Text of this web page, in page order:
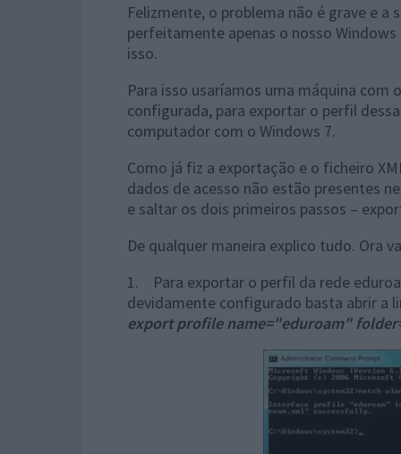
Felizmente, o problema não é grave e a
perfeitamente apenas o nosso
isso.
Para isso usaríamos uma máquina
configurada, para exportar o perfil
computador com o Windows 7.
Como já fiz a exportação e o ficheiro
dados de acesso não estão presentes
e saltar os dois primeiros passos –
De qualquer maneira explico tudo. Ora
1. Para exportar o perfil da rede
devidamente configurado basta abrir a
export profile name="eduroam"